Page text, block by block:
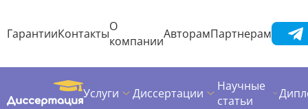
ГарантииКонтактыО
компанииАвторамПартнерам
Услуги Диссертации
Научные
статьи
ДиссертацияВсе вопросыКандидатская диссертация